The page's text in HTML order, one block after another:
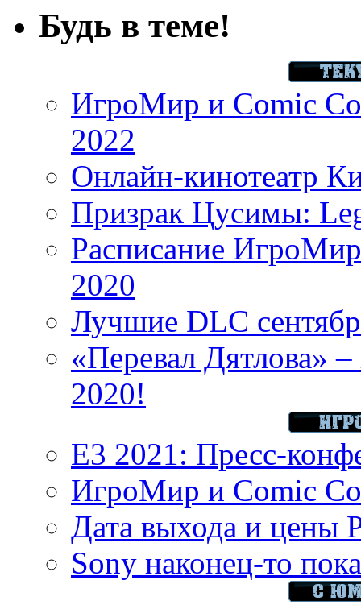
Будь в теме!
ИгроМир и Comic
2022
Онлайн-кинотеатр
Призрак Цусимы:
Расписание
2020
Лучшие DLC
«Перевал Дятлова»
2020!
E3 2021: Пресс-
ИгроМир и Comic
Дата выхода и цены
Sony наконец-то